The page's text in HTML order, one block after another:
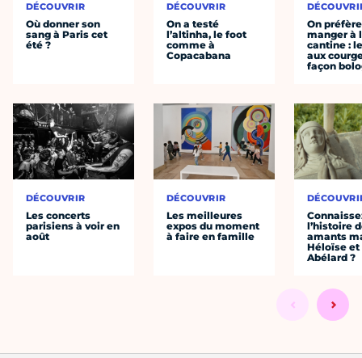
DÉCOUVRIR
Où donner son
sang à Paris cet
été ?
DÉCOUVRIR
Les concerts
parisiens à voir en
août
DÉCOUVRIR
On a testé
l’altinha, le foot
comme à
Copacabana
DÉCOUVRIR
Les meilleures
expos du moment
à faire en famille
On préfère
manger à
cantine :
aux
façon
l’histoire
amants
Héloïse et
Abélard ?